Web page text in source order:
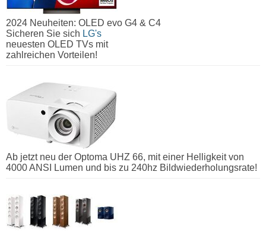
2024 Neuheiten: OLED evo G4 & C4
Sicheren Sie sich LG's
neuesten OLED TVs mit
zahlreichen Vorteilen!
Ab jetzt neu der Optoma UHZ 66, mit einer Helligkeit von
4000 ANSI Lumen und bis zu 240hz Bildwiederholungsrate!